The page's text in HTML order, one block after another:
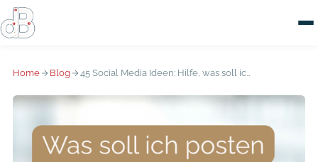
Home Blog 45 Social Media Ideen: Hilfe, was soll ich posten im Juli?!